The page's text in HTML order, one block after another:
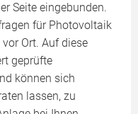
Seite eingebunden.
für Photovoltaik
Ort. Auf diese
geprüfte
können sich
lassen, zu